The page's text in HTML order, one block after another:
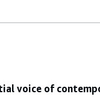
voice of